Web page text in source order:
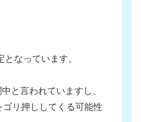
なっています。
と言われていますし、
リ押ししてくる可能性